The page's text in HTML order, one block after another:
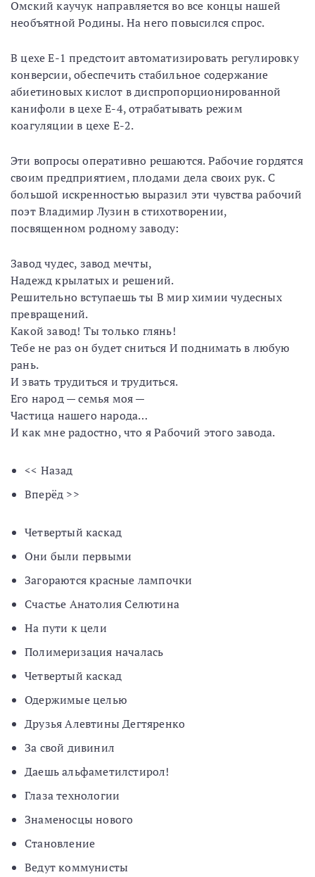
Омский каучук направляется во все концы нашей
необъятной Родины. На него повысился спрос.
В цехе Е-1 предстоит автоматизировать регулировку
конверсии, обеспечить стабильное содержание
абиетиновых кислот в диспропорционированной
канифоли в цехе Е-4, отрабатывать режим
коагуляции в цехе Е-2.
Эти вопросы оперативно решаются. Рабочие гордятся
своим предприятием, плодами дела своих рук. С
большой искренностью выразил эти чувства рабочий
поэт Владимир Лузин в стихотворении,
посвященном родному заводу:
Завод чудес, завод мечты,
Надежд крылатых и решений.
Решительно вступаешь ты В мир химии чудесных
превращений.
Какой завод! Ты только глянь!
Тебе не раз он будет сниться И поднимать в любую
рань.
И звать трудиться и трудиться.
Его народ — семья моя —
Частица нашего народа…
И как мне радостно, что я Рабочий этого завода.
<< Назад
Вперёд >>
Четвертый каскад
Они были первыми
Загораются красные лампочки
Счастье Анатолия Селютина
На пути к цели
Полимеризация началась
Четвертый каскад
Одержимые целью
Друзья Алевтины Дегтяренко
За свой дивинил
Даешь альфаметилстирол!
Глаза технологии
Знаменосцы нового
Становление
Ведут коммунисты